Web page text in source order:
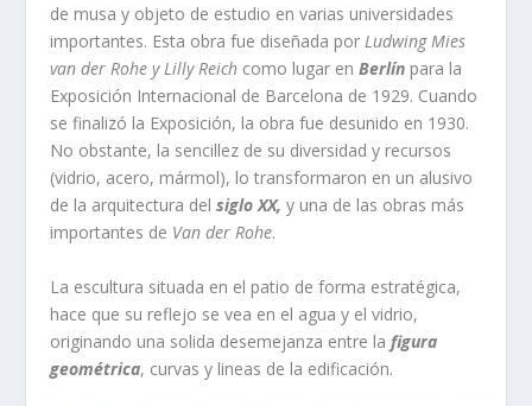
de musa y objeto de estudio en varias universidades
importantes. Esta obra fue diseñada porLudwing Mies
van der Rohe y Lilly Reich como lugar enBerlín para la
Exposición Internacional de Barcelona de 1929. Cuando
se finalizó la Exposición, la obra fue desunido en 1930.
No obstante, la sencillez de su diversidad y recursos
(vidrio, acero, mármol), lo transformaron en un alusivo
de la arquitectura delsiglo XX, y una de las obras más
importantes de Van der Rohe.
La escultura situada en el patio de forma estratégica,
hace que su reflejo se vea en el agua y el vidrio,
originando una solida desemejanza entre la figura
geométrica, curvas y lineas de la edificación.